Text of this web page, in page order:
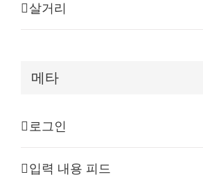
살거리
메타
로그인
입력 내용 피드